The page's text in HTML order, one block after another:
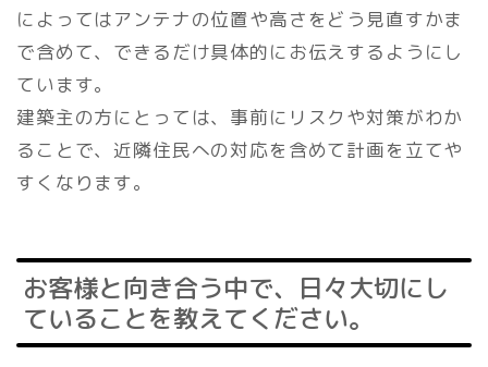
によってはアンテナの位置や高さをどう見直すかま
で含めて、できるだけ具体的にお伝えするようにし
ています。
建築主の方にとっては、事前にリスクや対策がわか
ることで、近隣住民への対応を含めて計画を立てや
すくなります。
お客様と向き合う中で、日々大切にし
ていることを教えてください。